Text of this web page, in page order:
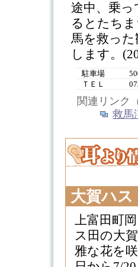
途中、乗
るとたち
馬を救っ
します。
駐車場
ＴＥＬ
関連リンク
救馬
大賀ハス
上富田町
ス田の大
雅な花を